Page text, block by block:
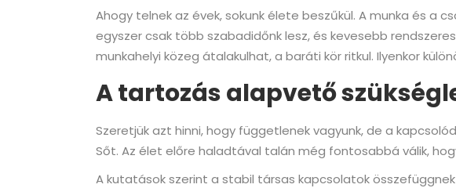
Ahogy telnek az évek, sokunk élete beszűkül. A munka és a
egyszer csak több szabadidőnk lesz, és kevesebb
munkahelyi közeg átalakulhat, a baráti kör ritkul. Ilyenkor
A tartozás alapvető
Szeretjük azt hinni, hogy függetlenek vagyunk, de a
Sőt. Az élet előre haladtával talán még fontosabbá válik,
A kutatások szerint a stabil társas kapcsolatok